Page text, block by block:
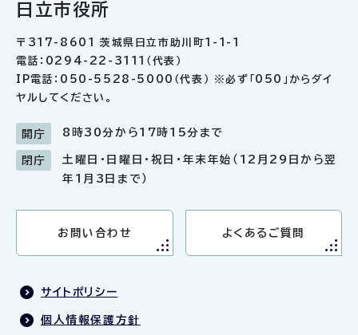
日立市役所
〒317-8601 茨城県日立市助川町1-1-1
電話：0294-22-3111（代表）
IP電話：050-5528-5000（代表） ※必ず「050」からダイ
ヤルしてください。
開庁 8時30分から17時15分まで
閉庁
土曜日・日曜日・祝日・年末年始（12月29日から翌
年1月3日まで）
お問い合わせ よくあるご質問
サイトポリシー
個人情報保護方針